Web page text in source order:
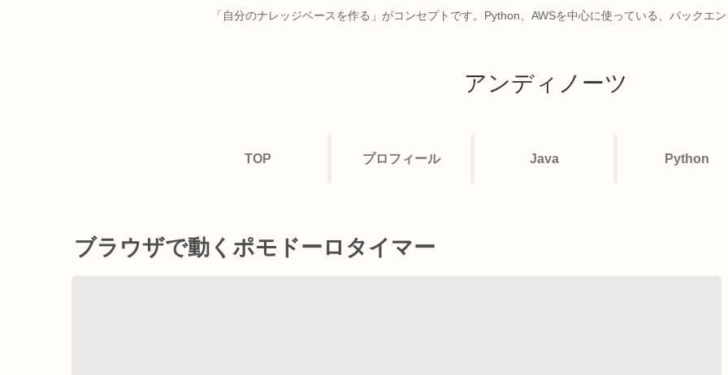
「自分のナレッジベースを作る」がコンセプトです。Python、AWSを中心に使っている、バックエ
アンディノーツ
TOP プロフィール Java Python
ブラウザで動くポモドーロタイマー